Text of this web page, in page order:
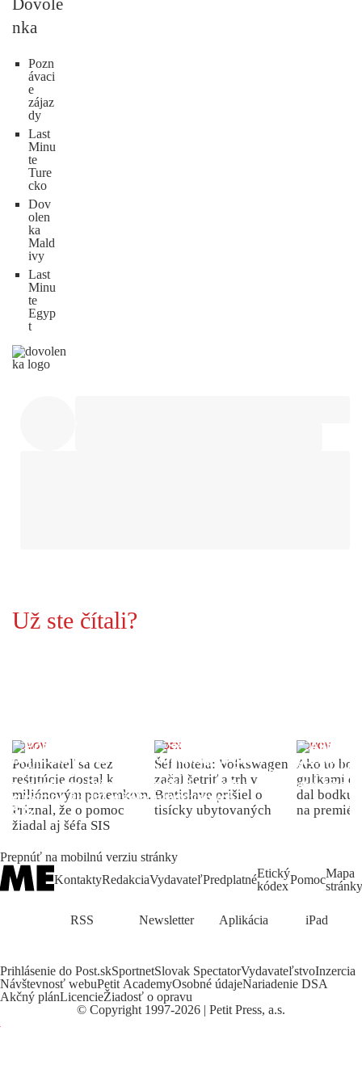
nka
Pozn
ávaci
e
zájaz
dy
Last
Minu
te
Ture
cko
Dov
olen
ka
Mald
ivy
Last
Minu
te
Egyp
t
Už ste čítali?
DOMOV
Podnikateľ sa cez
reštitúcie dostal k
miliónovým pozemkom.
Priznal, že o pomoc
žiadal aj šéfa SIS
INDEX
Šéf hotela: Volkswagen
začal šetriť a trh v
Bratislave prišiel o
tisícky ubytovaných
DOMOV
Ako to
guľkami
dal bodku
na
Prepnúť na mobilnú verziu stránky
KontaktyRedakciaVydavateľPredplatnéEtický
kódexPomocMapa
stránky
RSS Newsletter Aplikácia iPad
Prihlásenie do Post.skSportnetSlovak SpectatorVydavateľstvoInzercia
Návštevnosť webuPetit AcademyOsobné údajeNariadenie DSA
Akčný plánLicencieŽiadosť o opravu
© Copyright 1997-2026 | Petit Press, a.s.